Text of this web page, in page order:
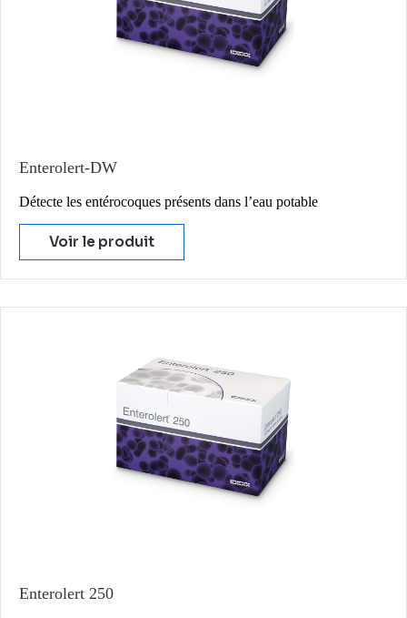
Enterolert-DW
Détecte les entérocoques présents dans l’eau potable
Voir le produit
Enterolert 250